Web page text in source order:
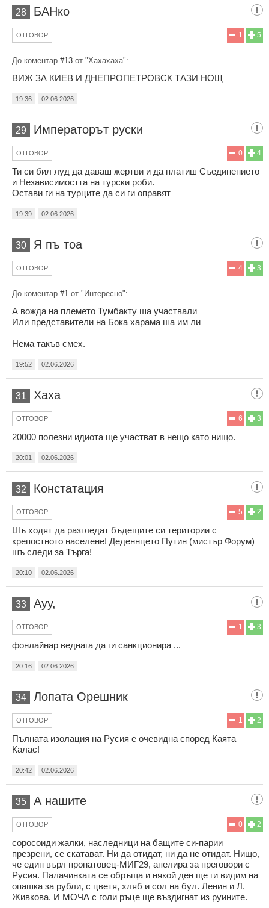
28 БАНко
5
1
ОТГОВОР
До коментар #13 от "Хахахаха":
ВИЖ ЗА КИЕВ И ДНЕПРОПЕТРОВСК ТАЗИ НОЩ
19:36 02.06.2026
29 Императорът руски
4
0
ОТГОВОР
Ти си бил луд да даваш жертви и да платиш Съединението
и Независимостта на турски роби.
Остави ги на турците да си ги оправят
19:39 02.06.2026
30 Я пъ тоа
3
4
ОТГОВОР
До коментар #1 от "Интересно":
А вожда на племето Тумбакту ша участвали
Или представители на Бока харама ша им ли
Нема такъв смех.
19:52 02.06.2026
31 Хаха
3
6
ОТГОВОР
20000 полезни идиота ще участват в нещо като нищо.
20:01 02.06.2026
32 Констатация
2
5
ОТГОВОР
Шъ ходят да разгледат бъдещите си територии с
крепостното населене! Деденнцето Путин (мистър Форум)
шъ следи за Търга!
20:10 02.06.2026
33 Ауу,
3
1
ОТГОВОР
фонлайнар веднага да ги санкционира ...
20:16 02.06.2026
34 Лопата Орешник
2
1
ОТГОВОР
Пълната изолация на Русия е очевидна според Каята
Калас!
20:42 02.06.2026
35 А нашите
2
0
ОТГОВОР
соросоиди жалки, наследници на бащите си-парии
презрени, се скатават. Ни да отидат, ни да не отидат. Нищо,
че един върл пронатовец-МИГ29, апелира за преговори с
Русия. Палачинката се обръща и някой ден ще ги видим на
опашка за рубли, с цветя, хляб и сол на бул. Ленин и Л.
Живкова. И МОЧА с голи ръце ще въздигнат из руините.